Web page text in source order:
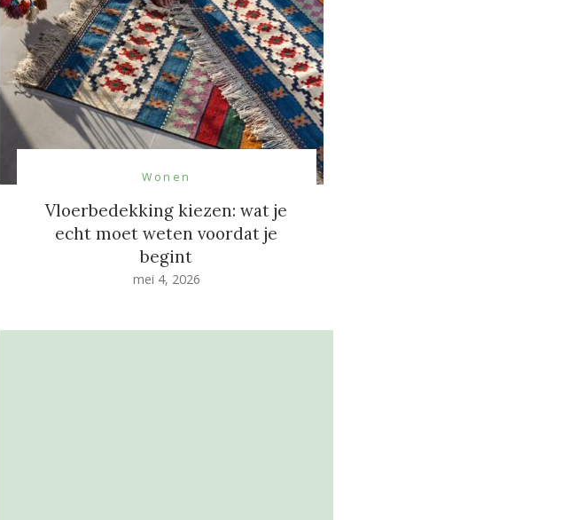
Wonen
Vloerbedekking kiezen: wat je
echt moet weten voordat je
begint
mei 4, 2026